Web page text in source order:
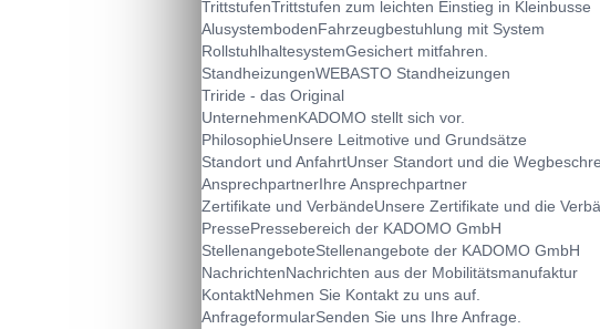
TrittstufenTrittstufen zum leichten Einstieg in Kleinbusse
AlusystembodenFahrzeugbestuhlung mit System
RollstuhlhaltesystemGesichert mitfahren.
StandheizungenWEBASTO Standheizungen
Triride - das Original
UnternehmenKADOMO stellt sich vor.
PhilosophieUnsere Leitmotive und Grundsätze
Standort und AnfahrtUnser Standort und die
AnsprechpartnerIhre Ansprechpartner
Zertifikate und VerbändeUnsere Zertifikate und die
PressePressebereich der KADOMO GmbH
StellenangeboteStellenangebote der KADOMO GmbH
NachrichtenNachrichten aus der Mobilitätsmanufaktur
KontaktNehmen Sie Kontakt zu uns auf.
AnfrageformularSenden Sie uns Ihre Anfrage.